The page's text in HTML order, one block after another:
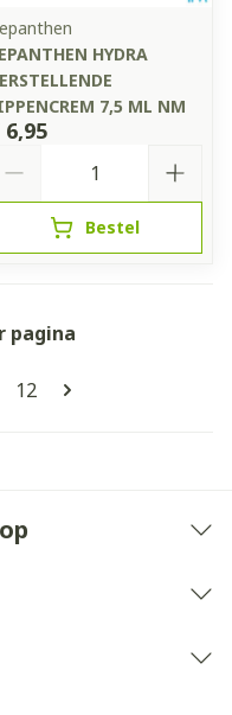
HYDRA
7,5 ML NM
6,95
Bestel
pagina
Pagina
12
pagina